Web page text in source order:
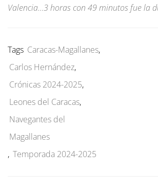
Valencia…3 horas con 49 minutos fue la
Tags Caracas-Magallanes,
Carlos Hernández,
Crónicas 2024-2025,
Leones del Caracas,
Navegantes del
Magallanes
, Temporada 2024-2025